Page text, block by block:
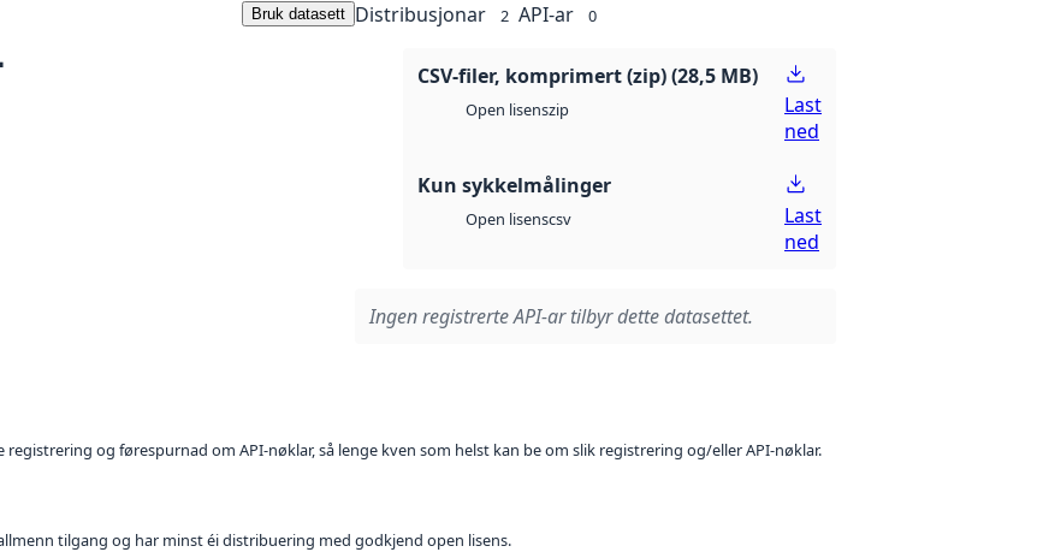
Bruk datasett Distribusjonar 2 API-ar 0
CSV-filer, komprimert (zip) (28,5 MB)
Open lisenszip
Last
ned
Kun sykkelmålinger
Open lisenscsv
Last
ned
Ingen registrerte API-ar tilbyr dette datasettet.
registrering og førespurnad om API-nøklar, så lenge kven som helst kan be om slik registrering og/eller API-nøklar.
tilgang og har minst éi distribuering med godkjend open lisens.